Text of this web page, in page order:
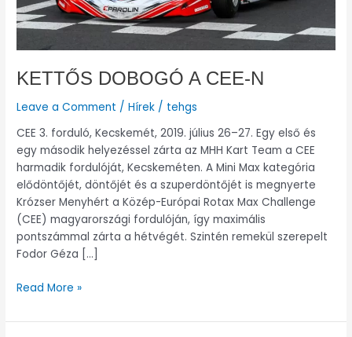
KETTŐS DOBOGÓ A CEE-N
Leave a Comment /Hírek / tehgs
CEE 3. forduló, Kecskemét, 2019. július 26–27. Egy első és
egy második helyezéssel zárta az MHH Kart Team a CEE
harmadik fordulóját, Kecskeméten. A Mini Max kategória
elődöntőjét, döntőjét és a szuperdöntőjét is megnyerte
Krózser Menyhért a Közép-Európai Rotax Max Challenge
(CEE) magyarországi fordulóján, így maximális
pontszámmal zárta a hétvégét. Szintén remekül szerepelt
Fodor Géza […]
Read More »